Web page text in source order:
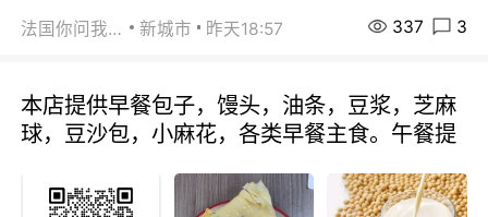
法国你问我答 新城市 昨天18:57 337 3
本店提供早餐包子，馒头，油条，豆浆，芝麻
球，豆沙包，小麻花，各类早餐主食。午餐提